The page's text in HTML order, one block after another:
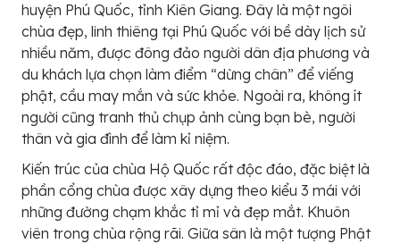
huyện Phú Quốc, tỉnh Kiên Giang. Đây là một ngôi
chùa đẹp, linh thiêng tại Phú Quốc với bề dày lịch sử
nhiều năm, được đông đảo người dân địa phương và
du khách lựa chọn làm điểm “dừng chân” để viếng
phật, cầu may mắn và sức khỏe. Ngoài ra, không ít
người cũng tranh thủ chụp ảnh cùng bạn bè, người
thân và gia đình để làm kỉ niệm.
Kiến trúc của chùa Hộ Quốc rất độc đáo, đặc biệt là
phần cổng chùa được xây dựng theo kiểu 3 mái với
những đường chạm khắc tỉ mỉ và đẹp mắt. Khuôn
viên trong chùa rộng rãi. Giữa sân là một tượng Phật